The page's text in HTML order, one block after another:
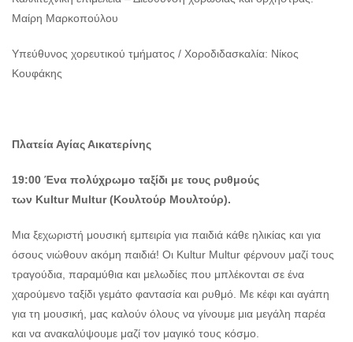
Μαίρη Μαρκοπούλου
Υπεύθυνος χορευτικού τμήματος / Χοροδιδασκαλία: Νίκος
Κουφάκης
Πλατεία Αγίας Αικατερίνης
19:00 Ένα πολύχρωμο ταξίδι με τους ρυθμούς
των Kultur Multur (Κουλτούρ Μουλτούρ).
Μια ξεχωριστή μουσική εμπειρία για παιδιά κάθε ηλικίας και για
όσους νιώθουν ακόμη παιδιά! Οι Kultur Multur φέρνουν μαζί τους
τραγούδια, παραμύθια και μελωδίες που μπλέκονται σε ένα
χαρούμενο ταξίδι γεμάτο φαντασία και ρυθμό. Με κέφι και αγάπη
για τη μουσική, μας καλούν όλους να γίνουμε μια μεγάλη παρέα
και να ανακαλύψουμε μαζί τον μαγικό τους κόσμο.